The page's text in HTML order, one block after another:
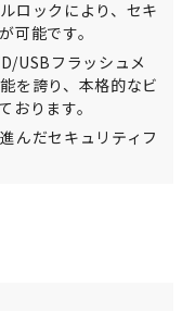
ロックにより、セキ
可能です。
USBフラッシュメ
を誇り、本格的なビ
おります。
んだセキュリティフ